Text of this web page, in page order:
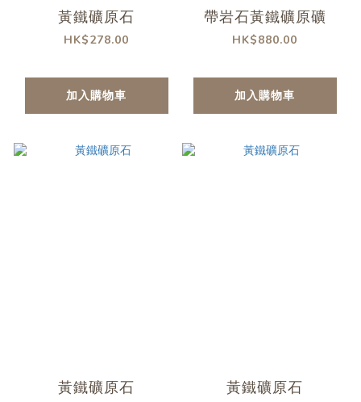
黃鐵礦原石
HK$278.00
加入購物車
帶岩石黃鐵礦原礦
HK$880.00
加入購物車
黃鐵礦原石 黃鐵礦原石